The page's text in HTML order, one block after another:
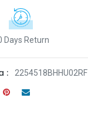
Days Return
: 2254518BHHU02RF